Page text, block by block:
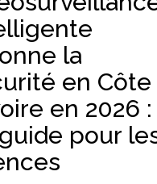
la
en Côte
en 2026 :
pour